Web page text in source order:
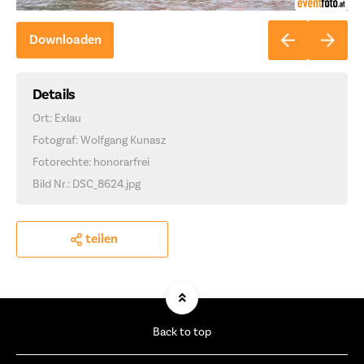
Downloaden
Details
Ort: Exlau
Fotograf: Wolfgang Kunasz
Fotorechte: honorarfrei
Bild Nr.: DSC_8624.jpg
teilen
Back to top